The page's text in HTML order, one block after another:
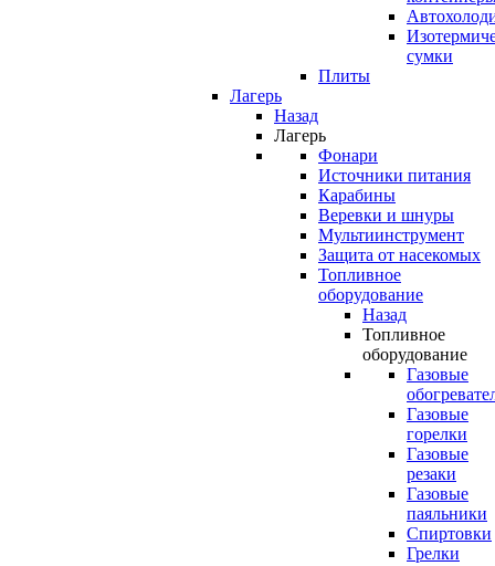
сумки
Плиты
Лагерь
Назад
Лагерь
Фонари
Источники питания
Карабины
Веревки и шнуры
Мультиинструмент
Защита от насекомых
Топливное
оборудование
Назад
Топливное
оборудование
Газовые
Газовые
горелки
Газовые
резаки
Газовые
паяльники
Спиртовки
Грелки